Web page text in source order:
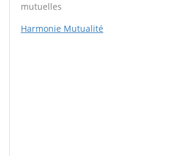
mutuelles
Harmonie Mutualité